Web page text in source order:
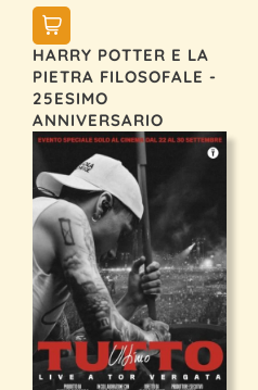
HARRY POTTER E LA
PIETRA FILOSOFALE -
25ESIMO
ANNIVERSARIO